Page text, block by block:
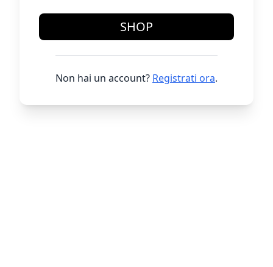
SHOP
Non hai un account? Registrati ora.